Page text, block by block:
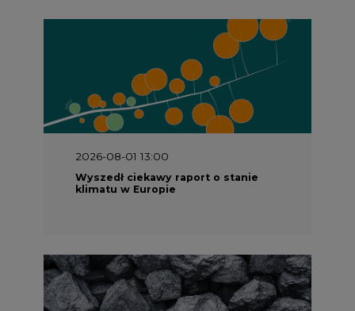
2026-08-01 13:00
Wyszedł ciekawy raport o stanie
klimatu w Europie